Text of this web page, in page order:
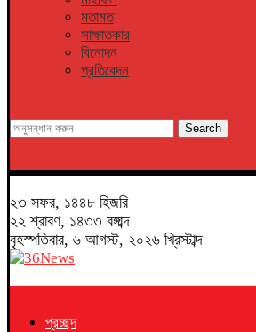
মতামত
সাক্ষাতকার
বিনোদন
প্রতিবেদন
Search
২৩ সফর, ১৪৪৮ হিজরি
২২ শ্রাবণ, ১৪৩৩ বঙ্গাব্দ
বৃহস্পতিবার, ৬ আগস্ট, ২০২৬ খ্রিস্টাব্দ
প্রচ্ছদ